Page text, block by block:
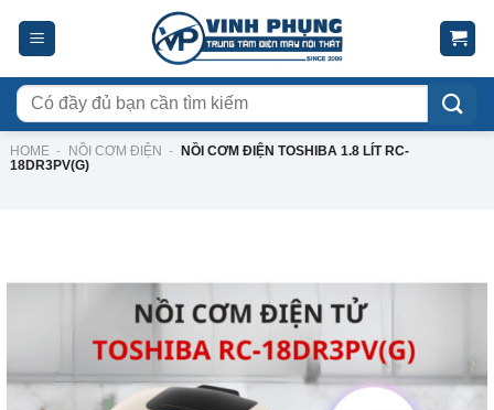
Tìm
kiếm:
HOME - NỒI CƠM ĐIỆN -
NỒI CƠM ĐIỆN TOSHIBA 1.8 LÍT RC-
18DR3PV(G)